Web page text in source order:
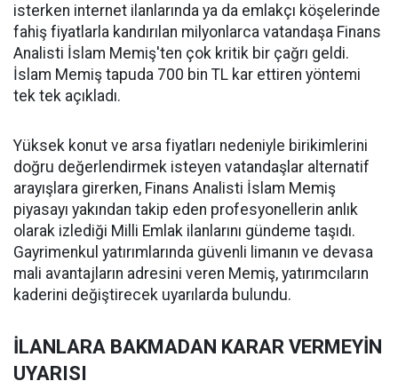
isterken internet ilanlarında ya da emlakçı köşelerinde
fahiş fiyatlarla kandırılan milyonlarca vatandaşa Finans
Analisti İslam Memiş'ten çok kritik bir çağrı geldi.
İslam Memiş tapuda 700 bin TL kar ettiren yöntemi
tek tek açıkladı.
Yüksek konut ve arsa fiyatları nedeniyle birikimlerini
doğru değerlendirmek isteyen vatandaşlar alternatif
arayışlara girerken, Finans Analisti İslam Memiş
piyasayı yakından takip eden profesyonellerin anlık
olarak izlediği Milli Emlak ilanlarını gündeme taşıdı.
Gayrimenkul yatırımlarında güvenli limanın ve devasa
mali avantajların adresini veren Memiş, yatırımcıların
kaderini değiştirecek uyarılarda bulundu.
İLANLARA BAKMADAN KARAR VERMEYİN
UYARISI